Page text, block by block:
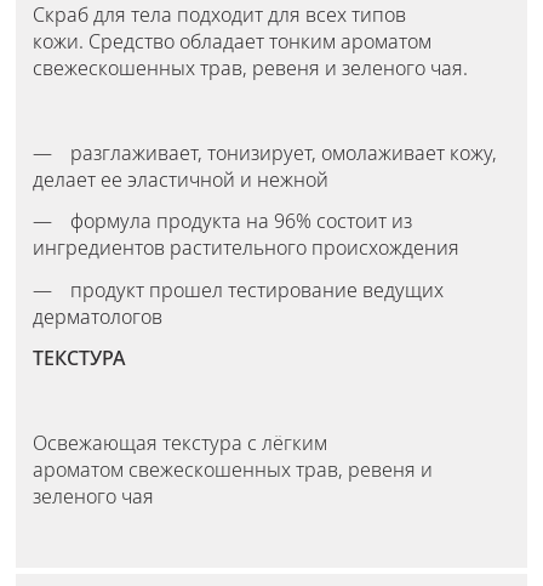
Скраб для тела подходит для всех типов
кожи. Средство обладает тонким ароматом
свежескошенных трав, ревеня и зеленого чая.
разглаживает, тонизирует, омолаживает кожу,
делает ее эластичной и нежной
формула продукта на 96% состоит из
ингредиентов растительного происхождения
продукт прошел тестирование ведущих
дерматологов
ТЕКСТУРА
Освежающая текстура с лёгким
ароматом свежескошенных трав, ревеня и
зеленого чая